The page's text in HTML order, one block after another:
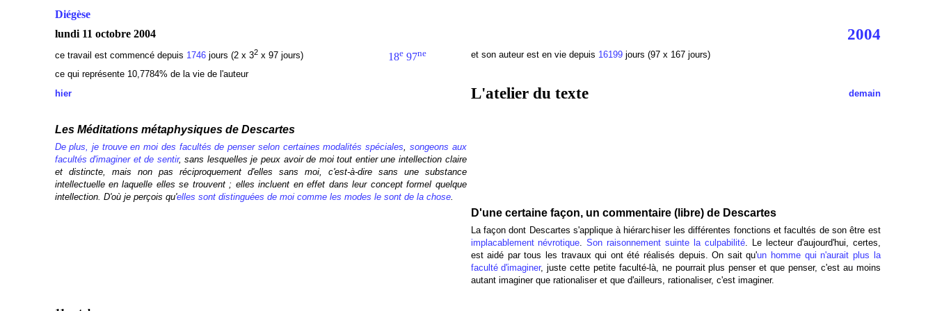
Diégèse
lundi 11 octobre 2004
2004
ce travail est commencé depuis 1746jours (2 x 32x 97 jours) 18e97ne et son auteur est en vie depuis 16199jours (97 x 167 jours)
ce qui représente 10,7784% de la vie de l'auteur
hier
L'atelier du texte demain
Les Méditations métaphysiques de Descartes
De plus, je trouve en moi des facultés de penser selon certaines modalités spéciales, songeons aux
facultés d'imaginer et de sentir, sans lesquelles je peux avoir de moi tout entier une intellection claire
et distincte, mais non pas réciproquement d'elles sans moi, c'est-à-dire sans une substance
intellectuelle en laquelle elles se trouvent ; elles incluent en effet dans leur concept formel quelque
intellection. D'où je perçois qu'elles sont distinguées de moi comme les modes le sont de la chose.
D'une certaine façon, un commentaire (libre) de Descartes
La façon dont Descartes s'applique à hiérarchiser les différentes fonctions et facultés de son être est
implacablement névrotique.Son raisonnement suinte la culpabilité. Le lecteur d'aujourd'hui, certes,
est aidé par tous les travaux qui ont été réalisés depuis. On sait qu'un homme qui n'aurait plus la
faculté d'imaginer, juste cette petite faculté-là, ne pourrait plus penser et que penser, c'est au moins
autant imaginer que rationaliser et que d'ailleurs, rationaliser, c'est imaginer.